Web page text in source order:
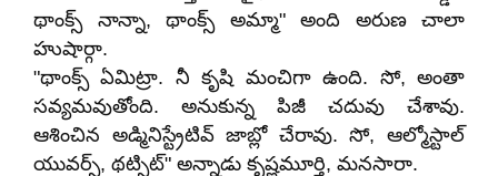
థాంక్స్ నాన్నా, థాంక్స్ అమ్మా" అంది అరుణ చాలా
హుషార్గా.
"థాంక్స్ ఏమిట్రా. నీ కృషి మంచిగా ఉంది. సో, అంతా
సవ్యమవుతోంది. అనుకున్న పిజీ చదువు చేశావు.
ఆశించిన అడ్మినిస్ట్రేటివ్ జాబ్లో చేరావు. సో, ఆల్మోస్టాల్
యువర్స్, థట్సిట్" అన్నాడు కృష్ణమూర్తి, మనసారా.